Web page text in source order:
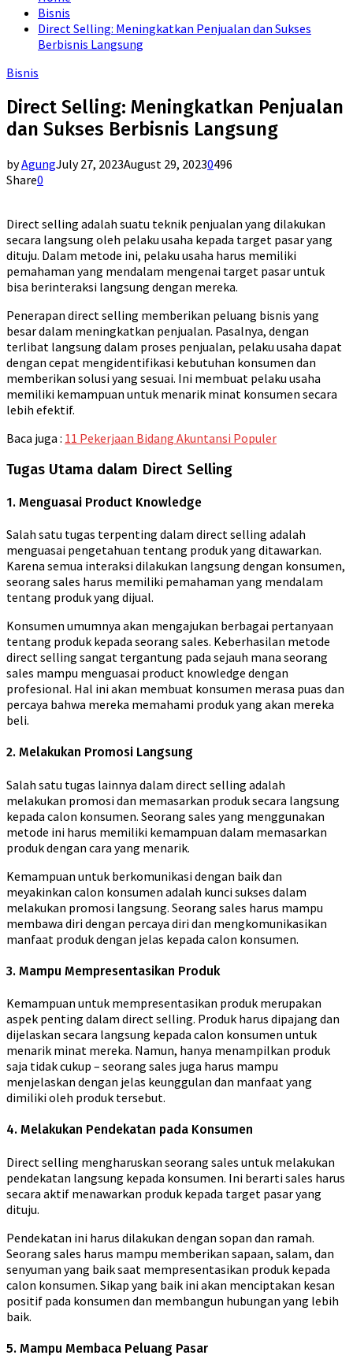
Bisnis
Direct Selling: Meningkatkan Penjualan dan Sukses
Berbisnis Langsung
Bisnis
Direct Selling: Meningkatkan Penjualan
dan Sukses Berbisnis Langsung
byAgungJuly 27, 2023August 29, 20230496
Share0
Direct selling adalah suatu teknik penjualan yang dilakukan
secara langsung oleh pelaku usaha kepada target pasar yang
dituju. Dalam metode ini, pelaku usaha harus memiliki
pemahaman yang mendalam mengenai target pasar untuk
bisa berinteraksi langsung dengan mereka.
Penerapan direct selling memberikan peluang bisnis yang
besar dalam meningkatkan penjualan. Pasalnya, dengan
terlibat langsung dalam proses penjualan, pelaku usaha dapat
dengan cepat mengidentifikasi kebutuhan konsumen dan
memberikan solusi yang sesuai. Ini membuat pelaku usaha
memiliki kemampuan untuk menarik minat konsumen secara
lebih efektif.
Baca juga : 11 Pekerjaan Bidang Akuntansi Populer
Tugas Utama dalam Direct Selling
1. Menguasai Product Knowledge
Salah satu tugas terpenting dalam direct selling adalah
menguasai pengetahuan tentang produk yang ditawarkan.
Karena semua interaksi dilakukan langsung dengan konsumen,
seorang sales harus memiliki pemahaman yang mendalam
tentang produk yang dijual.
Konsumen umumnya akan mengajukan berbagai pertanyaan
tentang produk kepada seorang sales. Keberhasilan metode
direct selling sangat tergantung pada sejauh mana seorang
sales mampu menguasai product knowledge dengan
profesional. Hal ini akan membuat konsumen merasa puas dan
percaya bahwa mereka memahami produk yang akan mereka
beli.
2. Melakukan Promosi Langsung
Salah satu tugas lainnya dalam direct selling adalah
melakukan promosi dan memasarkan produk secara langsung
kepada calon konsumen. Seorang sales yang menggunakan
metode ini harus memiliki kemampuan dalam memasarkan
produk dengan cara yang menarik.
Kemampuan untuk berkomunikasi dengan baik dan
meyakinkan calon konsumen adalah kunci sukses dalam
melakukan promosi langsung. Seorang sales harus mampu
membawa diri dengan percaya diri dan mengkomunikasikan
manfaat produk dengan jelas kepada calon konsumen.
3. Mampu Mempresentasikan Produk
Kemampuan untuk mempresentasikan produk merupakan
aspek penting dalam direct selling. Produk harus dipajang dan
dijelaskan secara langsung kepada calon konsumen untuk
menarik minat mereka. Namun, hanya menampilkan produk
saja tidak cukup – seorang sales juga harus mampu
menjelaskan dengan jelas keunggulan dan manfaat yang
dimiliki oleh produk tersebut.
4. Melakukan Pendekatan pada Konsumen
Direct selling mengharuskan seorang sales untuk melakukan
pendekatan langsung kepada konsumen. Ini berarti sales harus
secara aktif menawarkan produk kepada target pasar yang
dituju.
Pendekatan ini harus dilakukan dengan sopan dan ramah.
Seorang sales harus mampu memberikan sapaan, salam, dan
senyuman yang baik saat mempresentasikan produk kepada
calon konsumen. Sikap yang baik ini akan menciptakan kesan
positif pada konsumen dan membangun hubungan yang lebih
baik.
5. Mampu Membaca Peluang Pasar